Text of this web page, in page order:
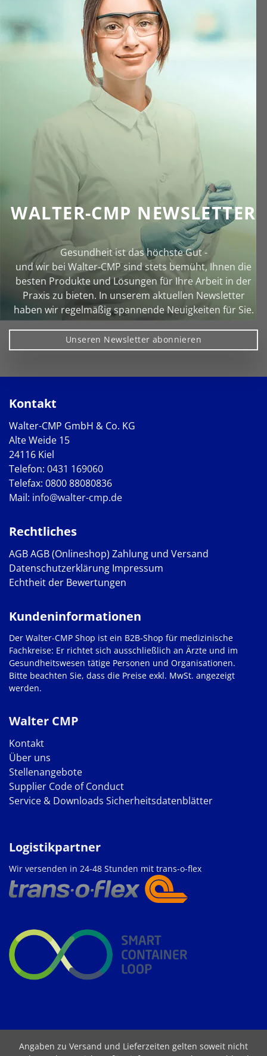
WALTER-CMP NEWSLETTER
Gesundheit ist das höchste Gut -
und wir bei Walter‑CMP sind stets bemüht, Ihnen die
besten Produkte und Lösungen für Ihre Arbeit in der
Praxis zu bieten. In unserem aktuellen Newsletter
haben wir regelmäßig spannende Neuigkeiten für Sie.
Unseren Newsletter abonnieren
Kontakt
Walter-CMP GmbH & Co. KG
Alte Weide 15
24116 Kiel
Telefon: 0431 169060
Telefax: 0800 88080836
Mail: info@walter-cmp.de
Rechtliches
AGBAGB (Onlineshop) Zahlung und Versand
Datenschutzerklärung Impressum
Echtheit der Bewertungen
Walter CMP
Kontakt
Über uns
Stellenangebote
Supplier Code of Conduct
Service & Downloads Sicherheitsdatenblätter
Kundeninformationen
Der Walter-CMP Shop ist ein B2B-Shop für medizinische
Fachkreise: Er richtet sich ausschließlich an Ärzte und im
Gesundheitswesen tätige Personen und Organisationen.
Bitte beachten Sie, dass die Preise exkl. MwSt. angezeigt
werden.
Logistikpartner
Wir versenden in 24-48 Stunden mit trans-o-flex
Angaben zu Versand und Lieferzeiten gelten soweit nicht